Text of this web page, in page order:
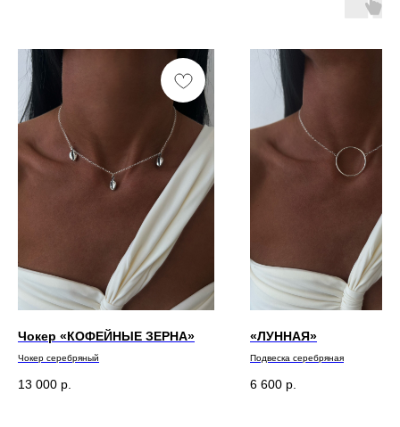
Чокер «КОФЕЙНЫЕ ЗЕРНА»
Чокер серебряный
13 000 р.
«ЛУННАЯ»
Подвеска серебряная
6 600 р.